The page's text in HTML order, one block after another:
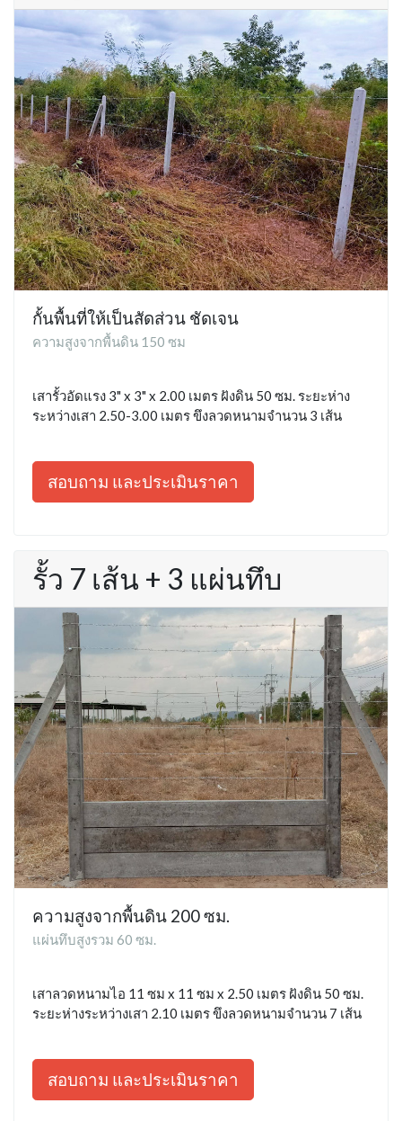
กั้นพื้นที่ให้เป็นสัดส่วน ชัดเจน
ความสูงจากพื้นดิน 150 ซม
เสารั้วอัดแรง 3" x 3" x 2.00 เมตร ฝังดิน 50 ซม. ระยะห่าง
ระหว่างเสา 2.50-3.00 เมตร ขึงลวดหนามจำนวน 3 เส้น
สอบถาม และประเมินราคา
รั้ว 7 เส้น + 3 แผ่นทึบ
ความสูงจากพื้นดิน 200 ซม.
แผ่นทึบสูงรวม 60 ซม.
เสาลวดหนามไอ 11 ซม x 11 ซม x 2.50 เมตร ฝังดิน 50 ซม.
ระยะห่างระหว่างเสา 2.10 เมตร ขึงลวดหนามจำนวน 7 เส้น
สอบถาม และประเมินราคา